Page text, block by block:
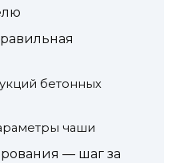
бетонных
чаши
— шаг за